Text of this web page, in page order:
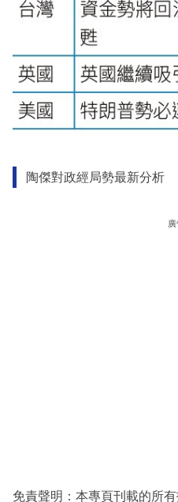
陶傑對政經局勢最新分析
免責聲明：本專頁刊載的所